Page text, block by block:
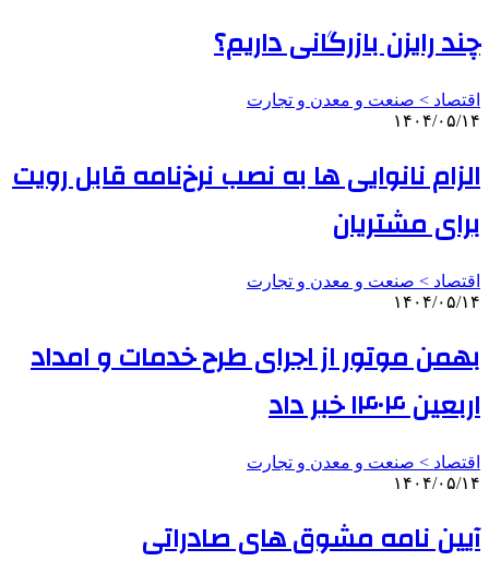
چند رایزن بازرگانی داریم؟
اقتصاد > صنعت و معدن و تجارت
۱۴۰۴/۰۵/۱۴
الزام نانوایی ها به نصب نرخ‌نامه قابل رویت
برای مشتریان
اقتصاد > صنعت و معدن و تجارت
۱۴۰۴/۰۵/۱۴
بهمن موتور از اجرای طرح خدمات و امداد
اربعین ۱۴۰۴ خبر داد
اقتصاد > صنعت و معدن و تجارت
۱۴۰۴/۰۵/۱۴
آیین نامه مشوق های صادراتی